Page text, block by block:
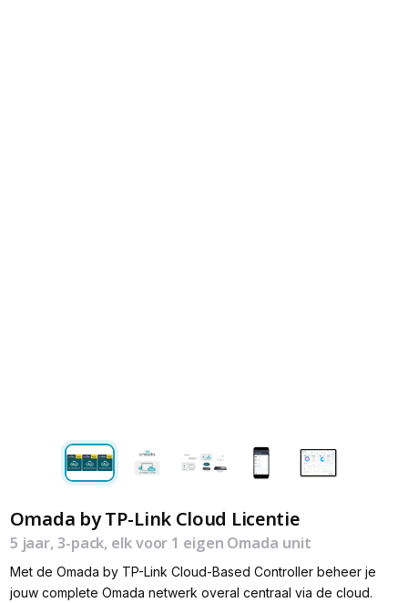
Omada by TP-Link Cloud Licentie
5 jaar, 3-pack, elk voor 1 eigen Omada unit
Met de Omada by TP-Link Cloud-Based Controller beheer je
jouw complete Omada netwerk overal centraal via de cloud.